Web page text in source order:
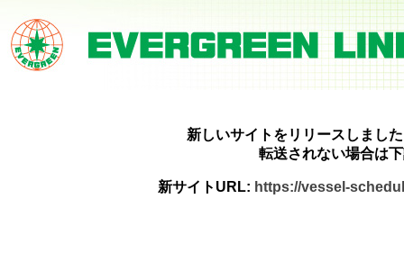
新しいサイトをリリースしまし
転送されない場合は
新サイトURL: https://vessel-